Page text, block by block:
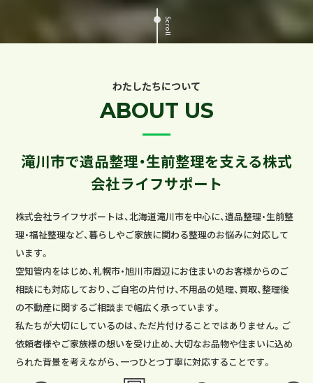
Scroll
わたしたちについて
ABOUT US
滝川市で遺品整理・生前整理を支える株式
会社ライフサポート
株式会社ライフサポートは、北海道滝川市を中心に、遺品整理・生前整
理・福祉整理など、暮らしやご家族に関わる整理のお悩みに対応して
います。
空知管内をはじめ、札幌市・旭川市周辺にお住まいのお客様からのご
相談にも対応しており、ご自宅の片付け、不用品の処理、買取、整理後
の不動産に関するご相談まで幅広く承っています。
私たちが大切にしているのは、ただ片付けることではありません。ご
依頼者様やご家族様の想いを受け止め、大切なお品物や住まいに込め
られた背景を考えながら、一つひとつ丁寧に対応することです。